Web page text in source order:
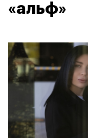
«альф»